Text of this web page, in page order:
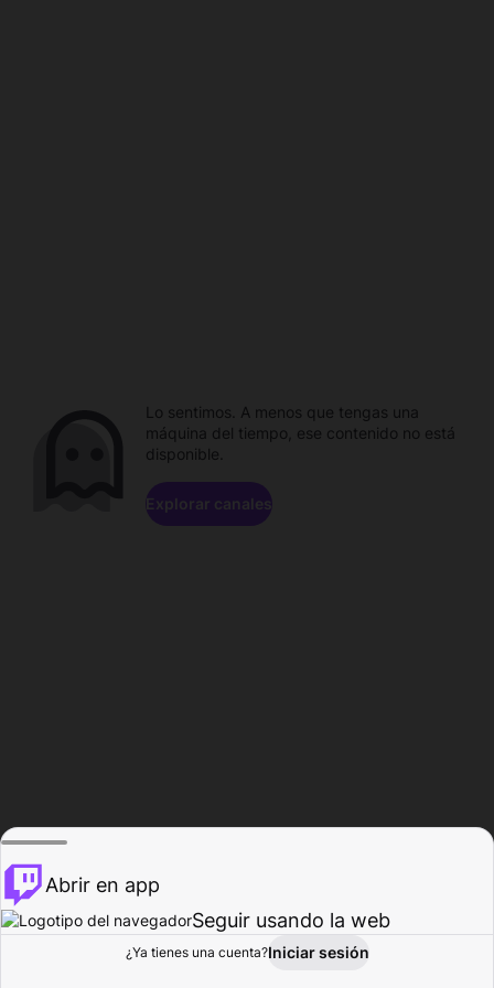
Explorar Actividad
Lo sentimos. A menos que tengas una
máquina del tiempo, ese contenido no está
disponible.
Explorar canales
Abrir en app
Seguir usando la web
¿Ya tienes una cuenta?Iniciar sesión